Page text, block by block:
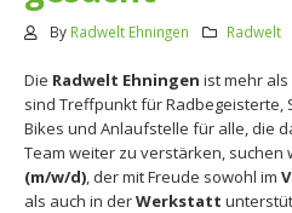
By Radwelt Ehningen Radwelt
Die Radwelt Ehningen ist mehr
sind Treffpunkt für
Bikes und Anlaufstelle für alle, die
Team weiter zu verstärken, suchen
(m/w/d), der mit Freude sowohl im
als auch in derWerkstatt